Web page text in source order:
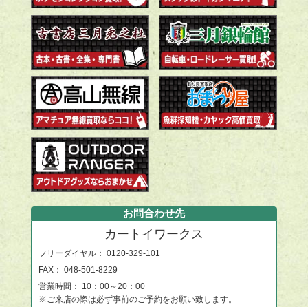
お問合わせ先
カートイワークス
フリーダイヤル： 0120-329-101
FAX： 048-501-8229
営業時間： 10：00～20：00
※ご来店の際は必ず事前のご予約をお願い致します。